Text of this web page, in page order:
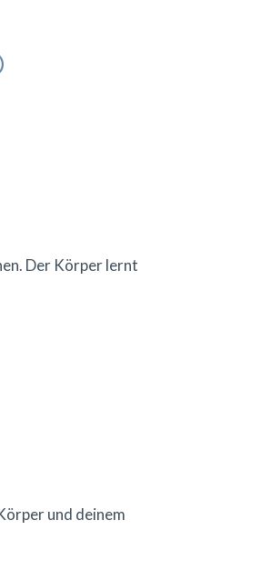
Der Körper lernt
und deinem